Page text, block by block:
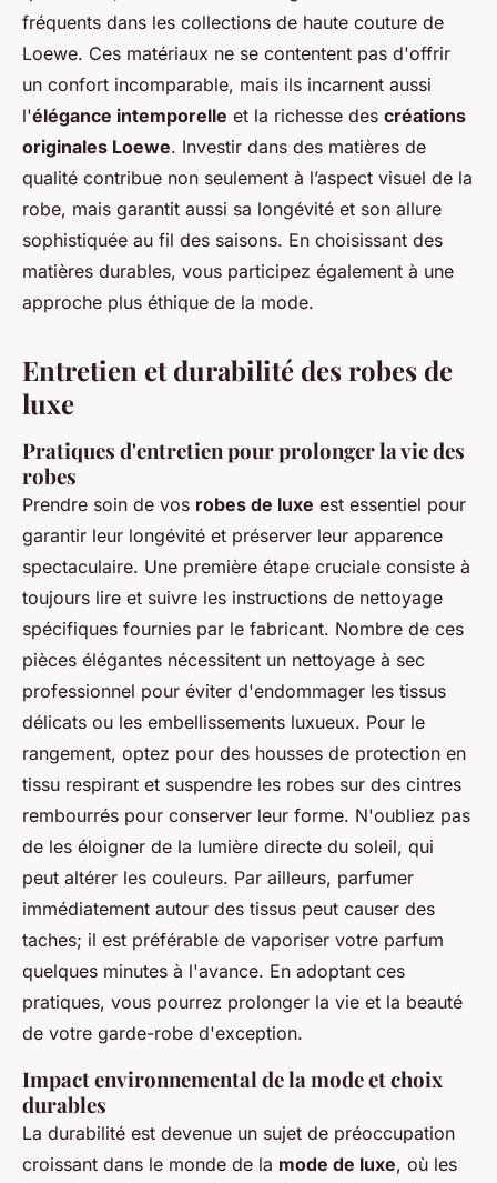
fréquents dans les collections de haute couture de
Loewe. Ces matériaux ne se contentent pas d'offrir
un confort incomparable, mais ils incarnent aussi
l'élégance intemporelle et la richesse des créations
originales Loewe. Investir dans des matières de
qualité contribue non seulement à l’aspect visuel de la
robe, mais garantit aussi sa longévité et son allure
sophistiquée au fil des saisons. En choisissant des
matières durables, vous participez également à une
approche plus éthique de la mode.
Entretien et durabilité des robes de
luxe
Pratiques d'entretien pour prolonger la vie des
robes
Prendre soin de vos robes de luxe est essentiel pour
garantir leur longévité et préserver leur apparence
spectaculaire. Une première étape cruciale consiste à
toujours lire et suivre les instructions de nettoyage
spécifiques fournies par le fabricant. Nombre de ces
pièces élégantes nécessitent un nettoyage à sec
professionnel pour éviter d'endommager les tissus
délicats ou les embellissements luxueux. Pour le
rangement, optez pour des housses de protection en
tissu respirant et suspendre les robes sur des cintres
rembourrés pour conserver leur forme. N'oubliez pas
de les éloigner de la lumière directe du soleil, qui
peut altérer les couleurs. Par ailleurs, parfumer
immédiatement autour des tissus peut causer des
taches; il est préférable de vaporiser votre parfum
quelques minutes à l'avance. En adoptant ces
pratiques, vous pourrez prolonger la vie et la beauté
de votre garde-robe d'exception.
Impact environnemental de la mode et choix
durables
La durabilité est devenue un sujet de préoccupation
croissant dans le monde de la mode de luxe, où les